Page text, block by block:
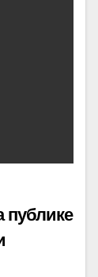
публике